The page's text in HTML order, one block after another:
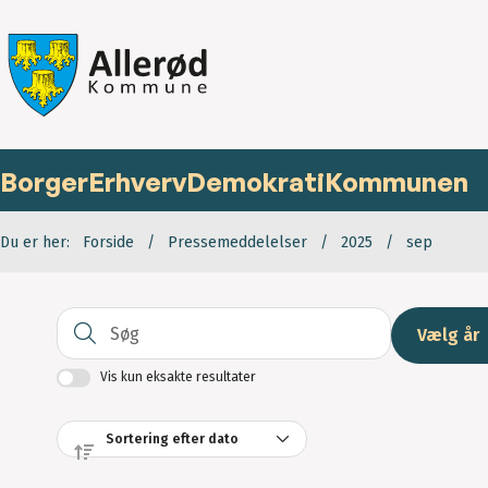
BorgerErhvervDemokratiKommunen
Du er her: Forside Pressemeddelelser 2025 sep
Søg
Vis kun eksakte resultater
Vælg år